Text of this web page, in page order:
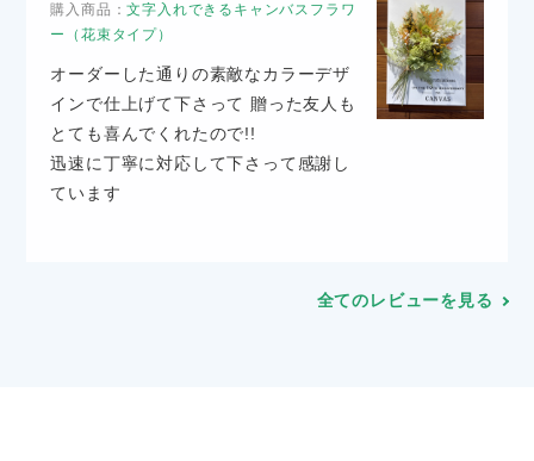
購入商品：文字入れできるキャンバスフラワ
ー（花束タイプ）
オーダーした通りの素敵なカラーデザ
インで仕上げて下さって 贈った友人も
とても喜んでくれたので!!
迅速に丁寧に対応して下さって感謝し
ています
全てのレビューを見る